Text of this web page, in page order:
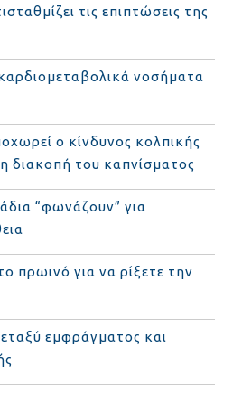
τις επιπτώσεις της
νοσήματα
ο κίνδυνος κολπικής
διακοπή του καπνίσματος
“φωνάζουν” για
πρωινό για να ρίξετε την
εμφράγματος και